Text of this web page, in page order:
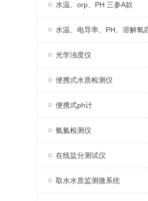
水温、orp、PH 三参A款
水温、电导率、PH、溶解氧
光学浊度仪
便携式水质检测仪
便携式ph计
氨氮检测仪
在线盐分测试仪
取水水质监测微系统